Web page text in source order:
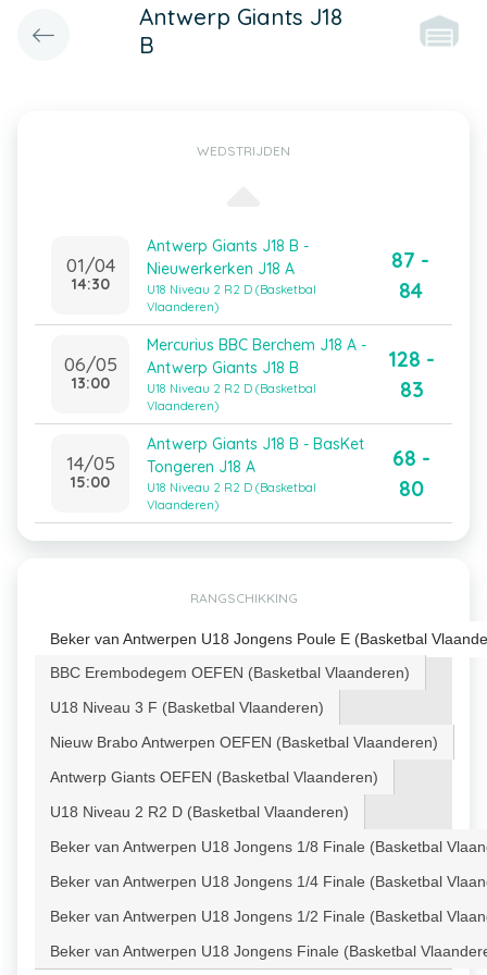
Antwerp Giants J18
B
WEDSTRIJDEN
01/04
14:30
Antwerp Giants J18 B -
Nieuwerkerken J18 A
U18 Niveau 2 R2 D (Basketbal
Vlaanderen)
87 -
84
06/05
13:00
Mercurius BBC Berchem J18 A -
Antwerp Giants J18 B
U18 Niveau 2 R2 D (Basketbal
Vlaanderen)
128 -
83
14/05
15:00
Antwerp Giants J18 B - BasKet
Tongeren J18 A
U18 Niveau 2 R2 D (Basketbal
Vlaanderen)
68 -
80
RANGSCHIKKING
Beker van Antwerpen U18 Jongens Poule E (Basketbal
BBC Erembodegem OEFEN (Basketbal Vlaanderen)
U18 Niveau 3 F (Basketbal Vlaanderen)
Nieuw Brabo Antwerpen OEFEN (Basketbal Vlaanderen)
Antwerp Giants OEFEN (Basketbal Vlaanderen)
U18 Niveau 2 R2 D (Basketbal Vlaanderen)
Beker van Antwerpen U18 Jongens 1/8 Finale (Basketbal
Beker van Antwerpen U18 Jongens 1/4 Finale (Basketbal
Beker van Antwerpen U18 Jongens 1/2 Finale (Basketbal
Beker van Antwerpen U18 Jongens Finale (Basketbal